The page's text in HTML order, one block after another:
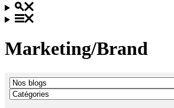
Marketing/Brand